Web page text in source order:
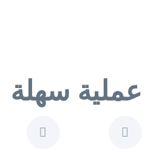
ﻋﻤﻠﻴﺔ ﺳﻬﻠﺔ